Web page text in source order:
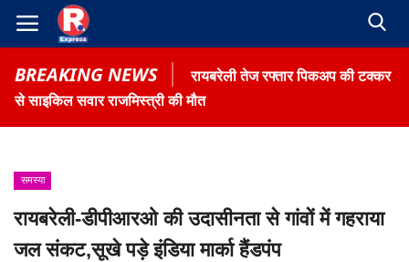
BREAKING NEWS
रायबरेली तेज रफ्तार पिकअप की टक्कर
से साइकिल सवार राजमिस्त्री की मौत
Home
Contact
समस्या
रायबरेली-डीपीआरओ की उदासीनता से गांवों में गहराया
जल संकट,सूखे पड़े इंडिया मार्का हैंडपंप